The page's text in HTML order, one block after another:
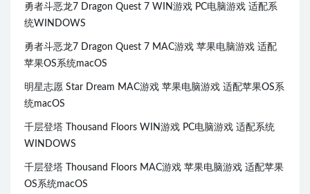
勇者斗恶龙7 Dragon Quest 7 WIN游戏 PC电脑游戏 适配系
统WINDOWS
勇者斗恶龙7 Dragon Quest 7 MAC游戏 苹果电脑游戏 适配
苹果OS系统macOS
明星志愿 Star Dream MAC游戏 苹果电脑游戏 适配苹果OS系
统macOS
千层登塔 Thousand Floors WIN游戏 PC电脑游戏 适配系统
WINDOWS
千层登塔 Thousand Floors MAC游戏 苹果电脑游戏 适配苹果
OS系统macOS